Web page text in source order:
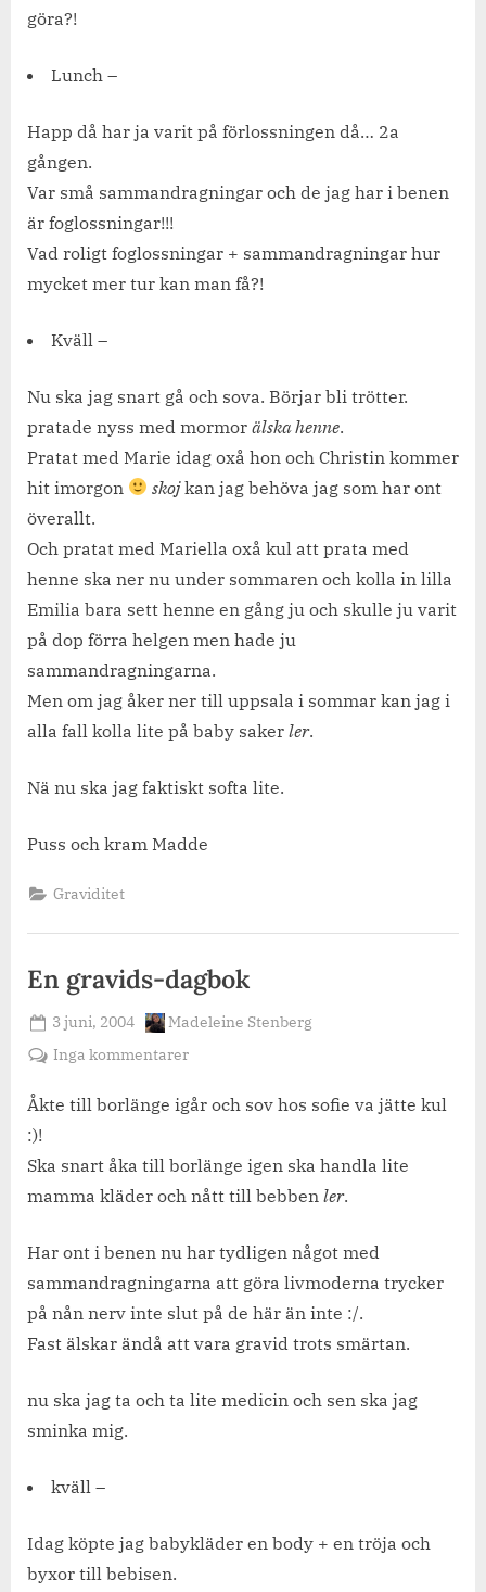
göra?!
Lunch –
Happ då har ja varit på förlossningen då… 2a
gången.
Var små sammandragningar och de jag har i benen
är foglossningar!!!
Vad roligt foglossningar + sammandragningar hur
mycket mer tur kan man få?!
Kväll –
Nu ska jag snart gå och sova. Börjar bli trötter.
pratade nyss med mormor älska henne.
Pratat med Marie idag oxå hon och Christin kommer
hit imorgon
skojkan jag behöva jag som har ont
överallt.
Och pratat med Mariella oxå kul att prata med
henne ska ner nu under sommaren och kolla in lilla
Emilia bara sett henne en gång ju och skulle ju varit
på dop förra helgen men hade ju
sammandragningarna.
Men om jag åker ner till uppsala i sommar kan jag i
alla fall kolla lite på baby saker ler.
Nä nu ska jag faktiskt softa lite.
Puss och kram Madde
Graviditet
En gravids-dagbok
Posted
on
3 juni, 2004 By
Madeleine Stenberg
Inga kommentarertill
gravids-
Åkte till borlänge igår och sov hos sofie va jätte kul
:)!
Ska snart åka till borlänge igen ska handla lite
mamma kläder och nått till bebben ler.
Har ont i benen nu har tydligen något med
sammandragningarna att göra livmoderna trycker
på nån nerv inte slut på de här än inte :/.
Fast älskar ändå att vara gravid trots smärtan.
nu ska jag ta och ta lite medicin och sen ska jag
sminka mig.
kväll –
Idag köpte jag babykläder en body + en tröja och
byxor till bebisen.